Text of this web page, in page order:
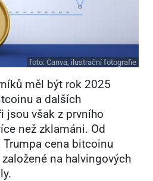
foto: Canva, ilustrační fotografie
měl být rok 2025
a dalších
jsou však z prvního
než zklamáni. Od
Trumpa cena bitcoinu
na halvingových